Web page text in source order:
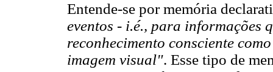
Entende-se por memória
eventos - i.é., para informações
reconhecimento consciente
imagem visual". Esse tipo de